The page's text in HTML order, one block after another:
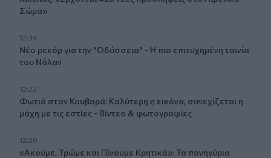
Σώμα»
12:34
Νέο ρεκόρ για την "Οδύσσεια" - Η πιο επιτυχημένη ταινία
του Νόλαν
12:22
Φωτιά στον Κουβαρά: Καλύτερη η εικόνα, συνεχίζεται η
μάχη με τις εστίες - Βίντεο & φωτογραφίες
12:20
«Ακούμε, Τρώμε και Πίνουμε Κρητικά»: Τα πανηγύρια